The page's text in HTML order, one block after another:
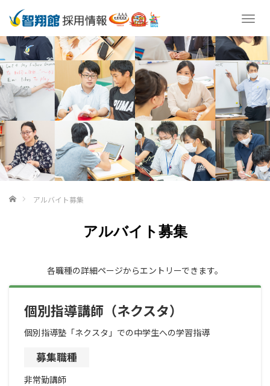
T
g
g
l
e
n
a
v
i
g
a
t
i
ホーム アルバイト募集
アルバイト募集
各職種の詳細ページからエントリーできます。
個別指導講師（ネクスタ）
個別指導塾「ネクスタ」での中学生への学習指導
募集職種
非常勤講師